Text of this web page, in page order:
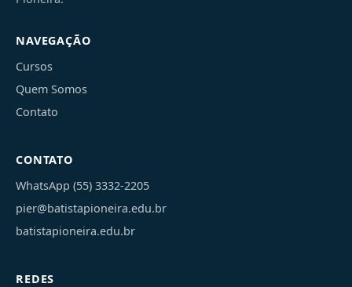
NAVEGAÇÃO
Cursos
Quem Somos
Contato
CONTATO
WhatsApp (55) 3332-2205
pier@batistapioneira.edu.br
batistapioneira.edu.br
REDES